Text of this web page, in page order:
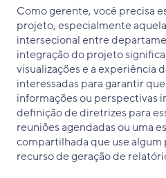
Como gerente, você precisa
projeto, especialmente
intersecional entre
integração do projeto
visualizações e a experiência
interessadas para garantir
informações ou perspectivas
definição de diretrizes para
reuniões agendadas ou uma
compartilhada que use
recurso de geração de